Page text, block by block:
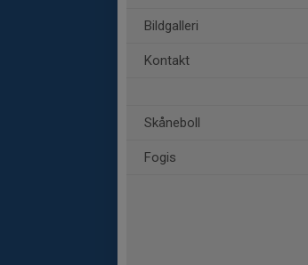
Bildgalleri
Kontakt
Skåneboll
Fogis